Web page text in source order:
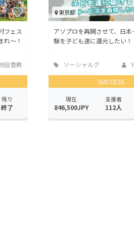
フェス
れ〜！
田豊教
残り
終了
東京都
アソプロを再開させて、日
験を子ども達に還元したい！
ソーシャルグ
ッド
SUCCESS
現在
846,500JPY
支援者
112人